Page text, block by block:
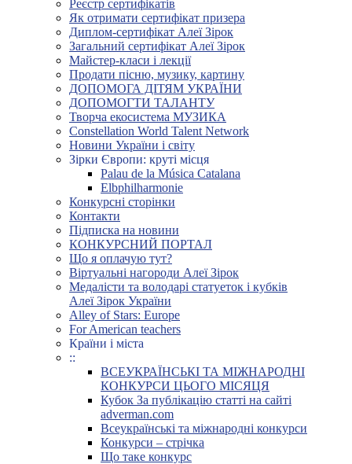
Реєстр сертифікатів
Як отримати сертифікат призера
Диплом-сертифікат Алеї Зірок
Загальний сертифікат Алеї Зірок
Майстер-класи і лекції
Продати пісню, музику, картину
ДОПОМОГА ДІТЯМ УКРАЇНИ
ДОПОМОГТИ ТАЛАНТУ
Творча екосистема МУЗИКА
Constellation World Talent Network
Новини України і світу
Зірки Європи: круті місця
Palau de la Música Catalana
Elbphilharmonie
Конкурсні сторінки
Контакти
Підписка на новини
КОНКУРСНИЙ ПОРТАЛ
Що я оплачую тут?
Віртуальні нагороди Алеї Зірок
Медалісти та володарі статуеток і кубків
Алеї Зірок України
Alley of Stars: Europe
For American teachers
Країни і міста
::
ВСЕУКРАЇНСЬКІ ТА МІЖНАРОДНІ
КОНКУРСИ ЦЬОГО МІСЯЦЯ
Кубок За публікацію статті на сайті
adverman.com
Всеукраїнські та міжнародні конкурси
Конкурси – стрічка
Що таке конкурс